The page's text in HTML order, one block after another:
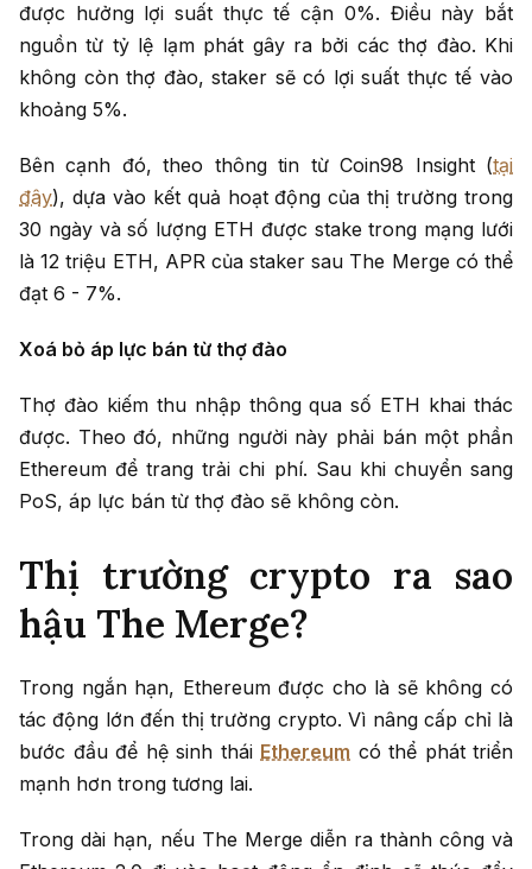
được hưởng lợi suất thực tế cận 0%. Điều này bắt
nguồn từ tỷ lệ lạm phát gây ra bởi các thợ đào. Khi
không còn thợ đào, staker sẽ có lợi suất thực tế vào
khoảng 5%.
Bên cạnh đó, theo thông tin từ Coin98 Insight (tại
đây), dựa vào kết quả hoạt động của thị trường trong
30 ngày và số lượng ETH được stake trong mạng lưới
là 12 triệu ETH, APR của staker sau The Merge có thể
đạt 6 - 7%.
Xoá bỏ áp lực bán từ thợ đào
Thợ đào kiếm thu nhập thông qua số ETH khai thác
được. Theo đó, những người này phải bán một phần
Ethereum để trang trải chi phí. Sau khi chuyển sang
PoS, áp lực bán từ thợ đào sẽ không còn.
Thị trường crypto ra sao
hậu The Merge?
Trong ngắn hạn, Ethereum được cho là sẽ không có
tác động lớn đến thị trường crypto. Vì nâng cấp chỉ là
bước đầu để hệ sinh thái Ethereum có thể phát triển
mạnh hơn trong tương lai.
Trong dài hạn, nếu The Merge diễn ra thành công và